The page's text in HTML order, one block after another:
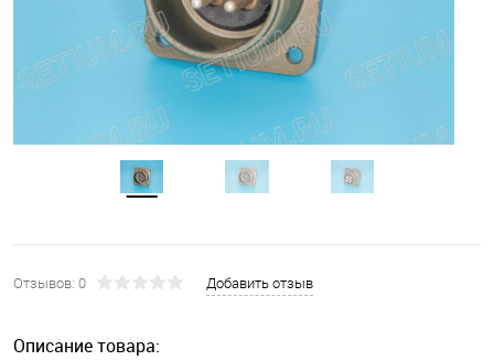
Отзывов: 0 Добавить отзыв
Описание товара: